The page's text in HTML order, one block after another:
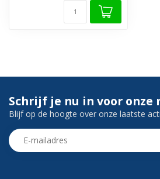
Schrijf je nu in voor onze
Blijf op de hoogte over onze laatste